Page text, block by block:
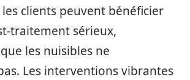
clients peuvent bénéficier
traitement sérieux,
les nuisibles ne
Les interventions vibrantes